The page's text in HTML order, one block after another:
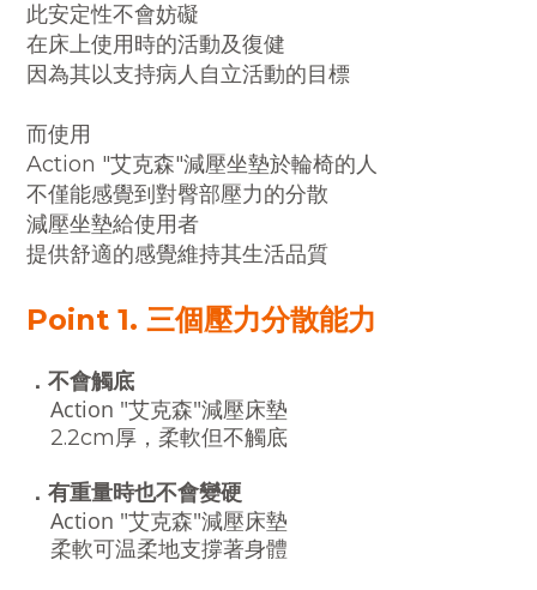
此安定性不會妨礙
在床上使用時的活動及復健
因為其以支持病人自立活動的目標
而使用
Action "艾克森"減壓坐墊於輪椅的人
不僅能感覺到對臀部壓力的分散
減壓坐墊給使用者
提供舒適的感覺維持其生活品質
Point 1. 三個壓力分散能力
．不會觸底
Action "艾克森"減壓床墊
2.2cm厚，柔軟但不觸底
．有重量時也不會變硬
Action "艾克森"減壓床墊
柔軟可温柔地支撐著身體